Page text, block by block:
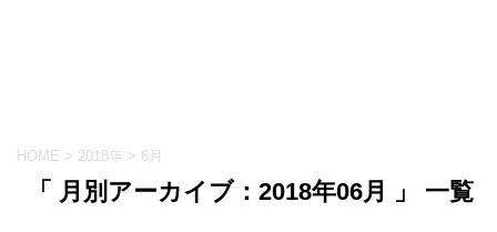
HOME > 2018年 > 6月
「 月別アーカイブ：2018年06月 」 一覧